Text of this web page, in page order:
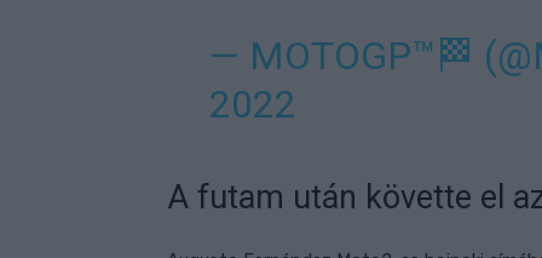
— MOTOGP™🏁
2022
A futam után követte el